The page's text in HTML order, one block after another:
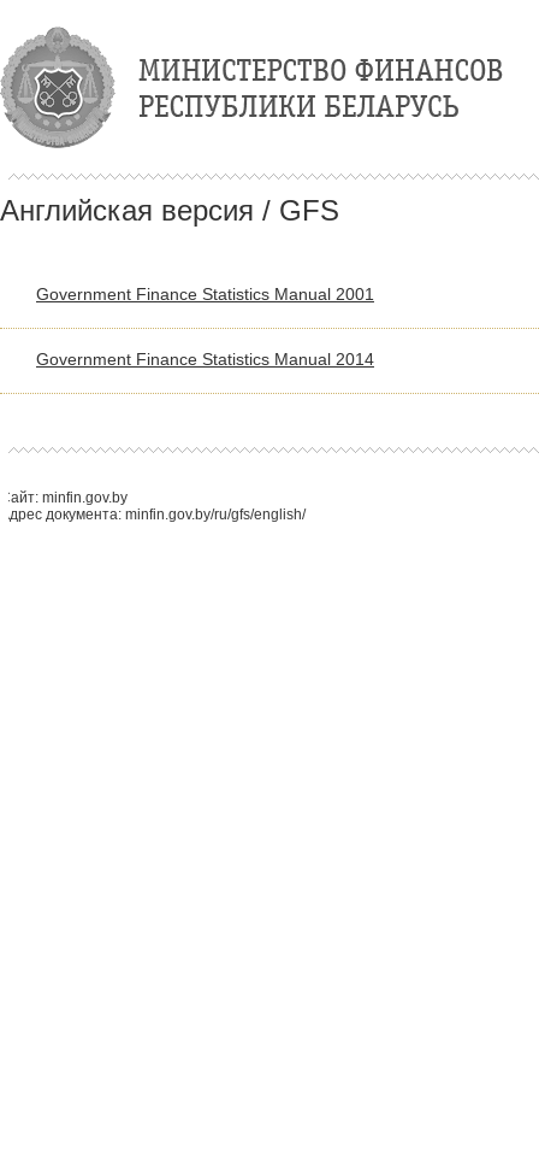
Английская версия / GFS
Government Finance Statistics Manual 2001
Government Finance Statistics Manual 2014
Сайт: minfin.gov.by
Адрес документа: minfin.gov.by/ru/gfs/english/